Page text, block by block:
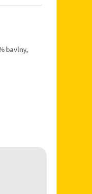
bavlny,